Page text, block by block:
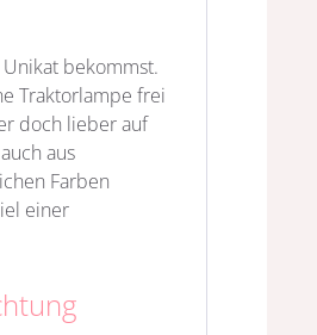
bekommst.
Traktorlampe frei
doch lieber auf
aus
Farben
einer